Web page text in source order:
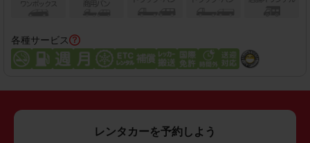
各種サービス
レンタカーを予約しよう